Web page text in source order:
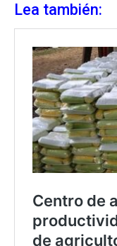
Lea también: